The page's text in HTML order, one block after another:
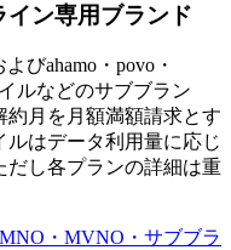
ン専用ブランド
びahamo・povo・
ルなどのサブブラン
約月を月額満額請求とす
はデータ利用量に応じ
だし各プランの詳細は重
MNO・MVNO・サブブラ